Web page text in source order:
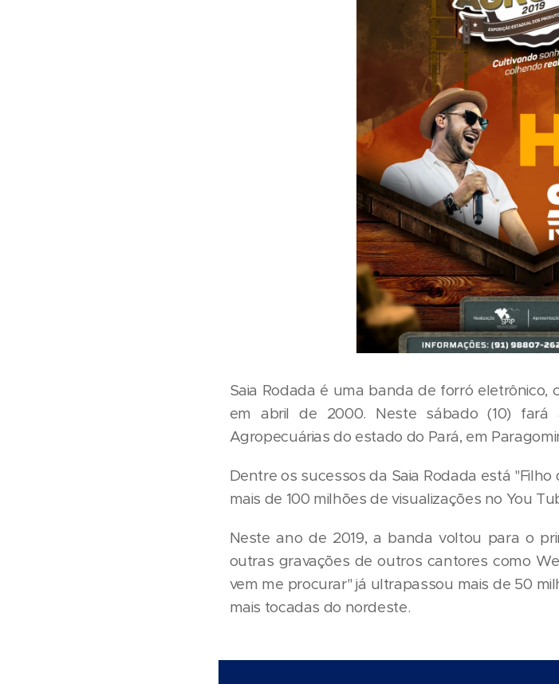
Saia Rodada é uma banda de forró eletrônico,
em abril de 2000. Neste sábado (10) fará
Agropecuárias do estado do Pará, em
Dentre os sucessos da Saia Rodada está
mais de 100 milhões de visualizações no You
Neste ano de 2019, a banda voltou para o
outras gravações de outros cantores como
vem me procurar" já ultrapassou mais de 50
mais tocadas do nordeste.